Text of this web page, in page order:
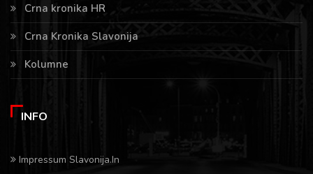
Crna kronika HR
Crna Kronika Slavonija
Kolumne
INFO
Impressum Slavonija.In